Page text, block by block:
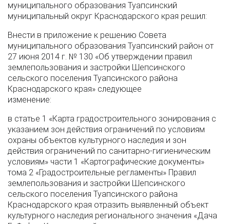
муниципального образования Туапсинский
муниципальный округ Краснодарского края решил:
Внести в приложение к решению Совета
муниципального образования Туапсинский район от
27 июня 2014 г. № 130 «Об утверждении правил
землепользования и застройки Шепсинского
сельского поселения Туапсинского района
Краснодарского края» следующее
изменение:
в статье 1 «Карта градостроительного зонирования с
указанием зон действия ограничений по условиям
охраны объектов культурного наследия и зон
действия ограничений по санитарно-гигиеническим
условиям» части 1 «Картографические документы»
тома 2 «Градостроительные регламенты» Правил
землепользования и застройки Шепсинского
сельского поселения Туапсинского района
Краснодарского края отразить выявленный объект
культурного наследия регионального значения «Дача